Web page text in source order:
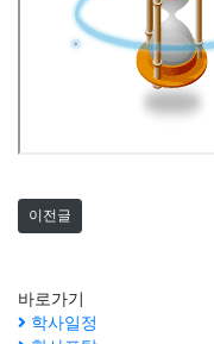
이전글
바로가기
학사일정